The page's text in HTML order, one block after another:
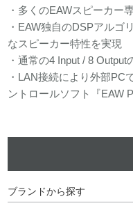
・多くのEAWスピーカ
・EAW独自のDSPアルゴ
なスピーカー特性を実現
・通常の4 Input / 8
・LAN接続により外部PC
ントロールソフト『EAW
ブランドから探す